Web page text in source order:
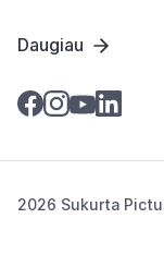
Daugiau
2026 Sukurta